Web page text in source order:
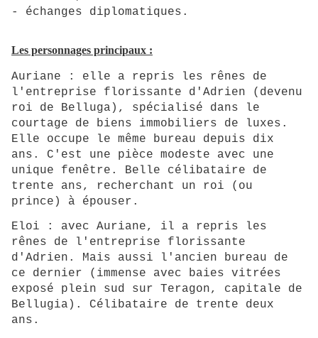
- échanges diplomatiques.
Les personnages principaux :
Auriane : elle a repris les rênes de
l'entreprise florissante d'Adrien (devenu
roi de Belluga), spécialisé dans le
courtage de biens immobiliers de luxes.
Elle occupe le même bureau depuis dix
ans. C'est une pièce modeste avec une
unique fenêtre. Belle célibataire de
trente ans, recherchant un roi (ou
prince) à épouser.
Eloi : avec Auriane, il a repris les
rênes de l'entreprise florissante
d'Adrien. Mais aussi l'ancien bureau de
ce dernier (immense avec baies vitrées
exposé plein sud sur Teragon, capitale de
Bellugia). Célibataire de trente deux
ans.